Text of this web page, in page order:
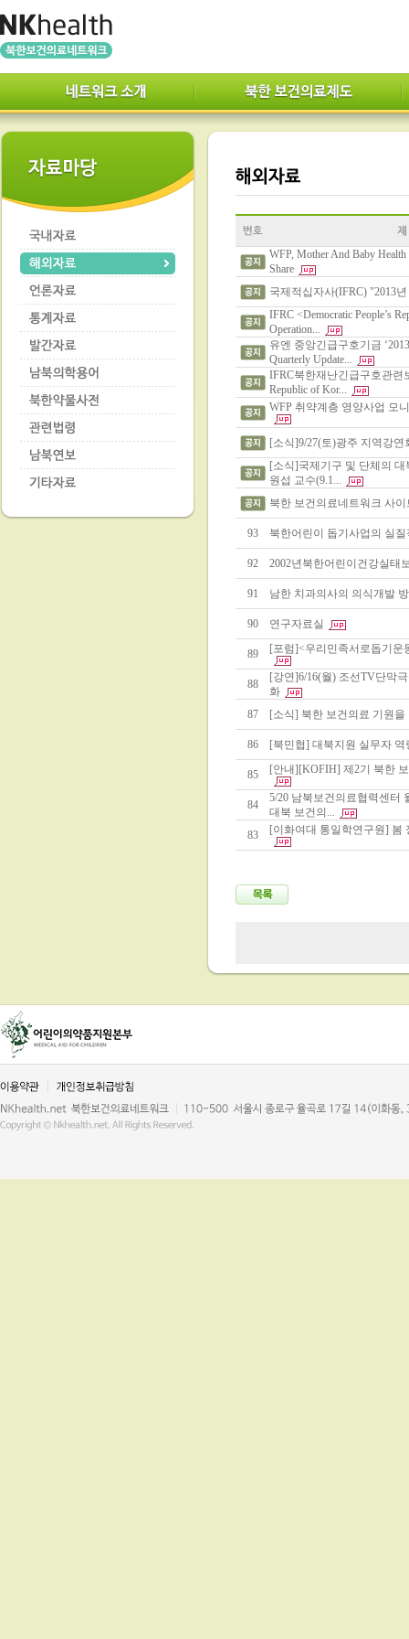
WFP, Mother And Baby Health
Share
국제적십자사(IFRC) "2013
IFRC <Democratic People’s
Operation...
유엔 중앙긴급구호기금
Quarterly Update...
IFRC북한재난긴급구호관련
Republic of Kor...
WFP 취약계층 영양사업 모
[소식]9/27(토)광주 지역강연
[소식]국제기구 및 단체의
원섭 교수(9.1...
북한 보건의료네트워크 사이
93 북한어린이 돕기사업의 실
92 2002년북한어린이건강실태
91 남한 치과의사의 의식개발
90 연구자료실
89 [포럼]<우리민족서로돕기운
88
[강연]6/16(월) 조선TV단막
화
87
[소식] 북한 보건의료 기원
86 [북민협] 대북지원 실무자
85 [안내][KOFIH] 제2기 북한
84
5/20 남북보건의료협력센터
대북 보건의...
83
[이화여대 통일학연구원] 봄